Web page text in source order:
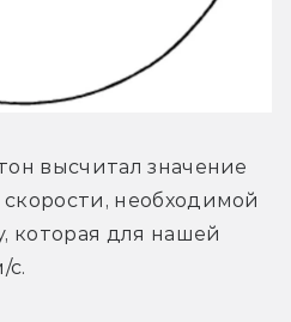
высчитал значение
необходимой
которая для нашей
с.